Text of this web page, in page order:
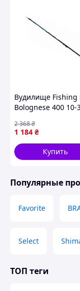
Вудилище Fishing
Bolognese 400 10-
рыбалки средний
4 секции
1 184 ₴
2 368₴
Купить
Популярные
Favorite
Select
ТОП теги